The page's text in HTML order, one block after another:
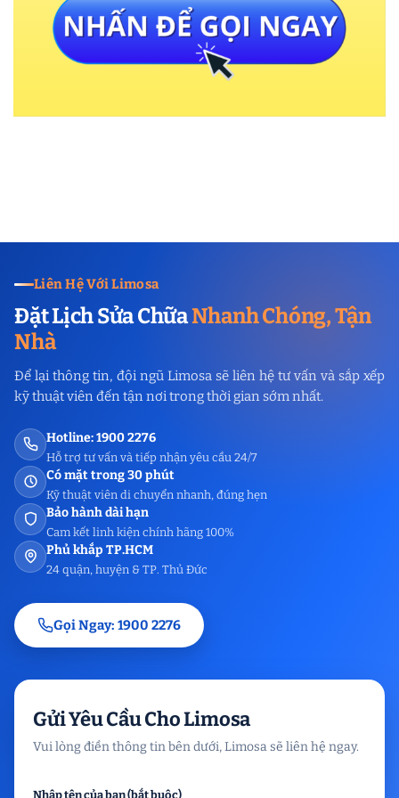
Liên Hệ Với Limosa
Đặt Lịch Sửa ChữaNhanh Chóng, Tận
Nhà
Để lại thông tin, đội ngũ Limosa sẽ liên hệ tư vấn và sắp xếp
kỹ thuật viên đến tận nơi trong thời gian sớm nhất.
Hotline: 1900 2276
Hỗ trợ tư vấn và tiếp nhận yêu cầu 24/7
Có mặt trong 30 phút
Kỹ thuật viên di chuyển nhanh, đúng hẹn
Bảo hành dài hạn
Cam kết linh kiện chính hãng 100%
Phủ khắp TP.HCM
24 quận, huyện & TP. Thủ Đức
Gọi Ngay: 1900 2276
Gửi Yêu Cầu Cho Limosa
Vui lòng điền thông tin bên dưới, Limosa sẽ liên hệ ngay.
Nhập tên của bạn (bắt buộc)